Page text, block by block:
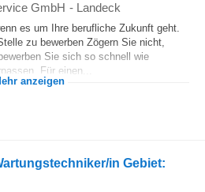
GmbH - Landeck
es um Ihre berufliche Zukunft geht.
zu bewerben Zögern Sie nicht,
Sie sich so schnell wie
Für einen...
anzeigen
in Gebiet: